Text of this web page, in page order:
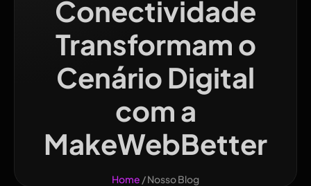
Conectividade
Transformam o
Cenário Digital
com a
MakeWebBetter
Home / Nosso Blog